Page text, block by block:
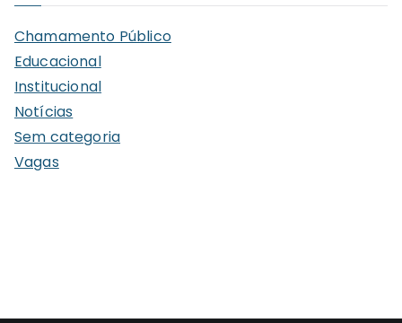
v
o
s
Chamamento Público
Educacional
Institucional
Notícias
Sem categoria
Vagas